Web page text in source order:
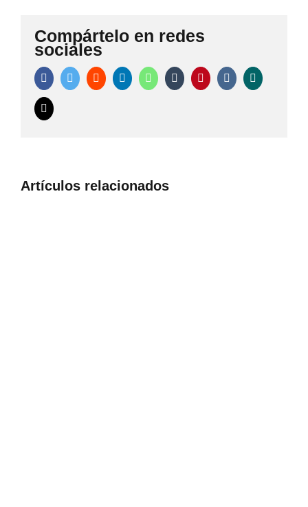
Compártelo en redes
sociales
FacebookTwitter Reddit LinkedInWhatsAppTumblr PinterestVk Xing
Correo
electrónico
Artículos relacionados